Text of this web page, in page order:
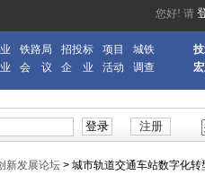
铁路局 招投标 项目
城铁
会 议 企 业 活动 调查
新发展论坛 > 城市轨道交通车站数字化转